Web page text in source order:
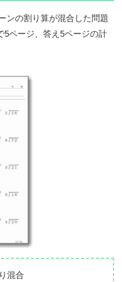
ンの割り算が混合した問題
ページ、答え5ページの計
混合